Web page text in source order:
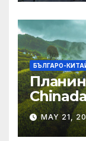
БЪЛГАРО-
MAY 21,